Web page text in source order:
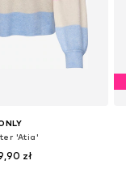
'Atia'
zł